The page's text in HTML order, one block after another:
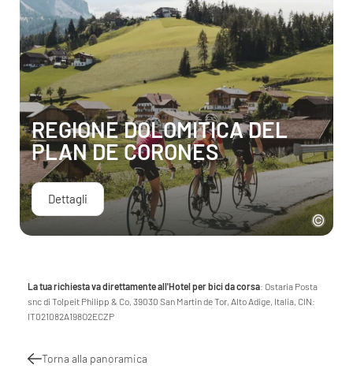
REGIONE DOLOMITICA DEL
PLAN DE CORONES
Dettagli
La tua richiesta va direttamente all'Hotel per bici da corsa: Ostaria Posta
snc di Tolpeit Philipp & Co, 39030 San Martin de Tor, Alto Adige, Italia, CIN:
IT021082A198O2ECZP
Torna alla panoramica